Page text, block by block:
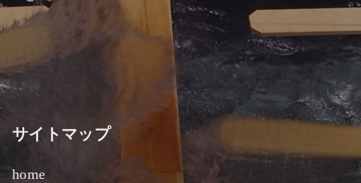
サイトマップ
home